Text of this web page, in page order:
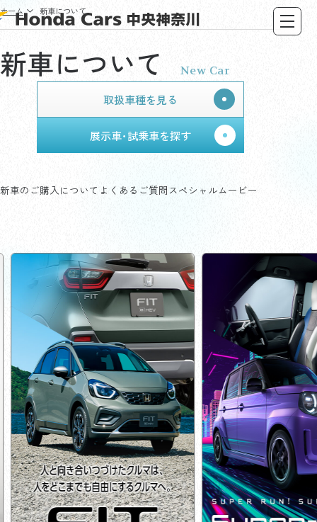
ホーム 新車について
新車について New Car
取扱車種を見る
展示車･試乗車を探す
新車のご購入について よくあるご質問 スペシャルムービー